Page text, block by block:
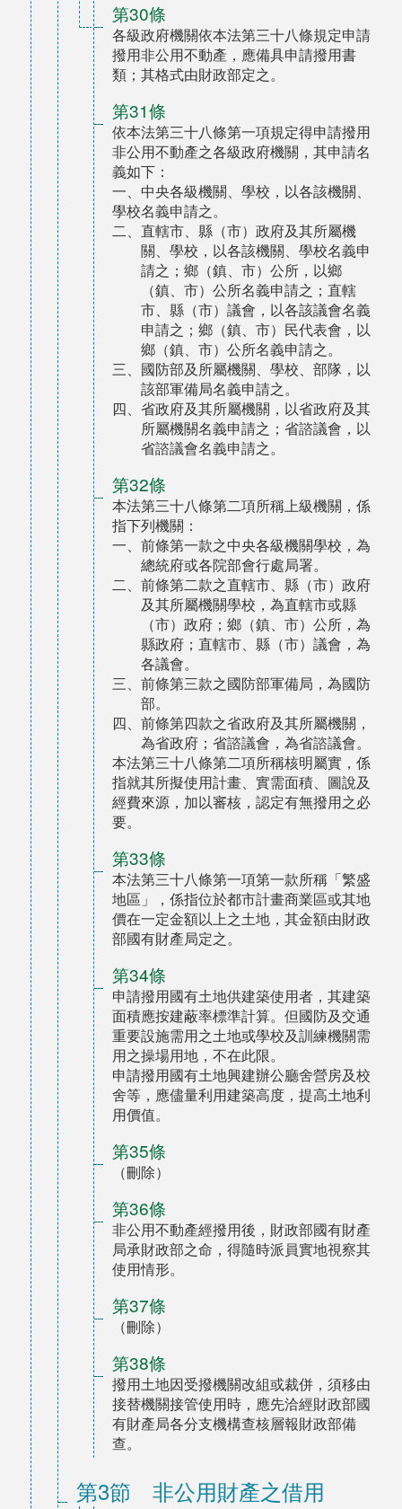
第30條
各級政府機關依本法第三十八條規定申請
撥用非公用不動產，應備具申請撥用書
類；其格式由財政部定之。
第31條
依本法第三十八條第一項規定得申請撥用
非公用不動產之各級政府機關，其申請名
義如下：
一、中央各級機關、學校，以各該機關、
學校名義申請之。
二、直轄市、縣（市）政府及其所屬機
關、學校，以各該機關、學校名義申
請之；鄉（鎮、市）公所，以鄉
（鎮、市）公所名義申請之；直轄
市、縣（市）議會，以各該議會名義
申請之；鄉（鎮、市）民代表會，以
鄉（鎮、市）公所名義申請之。
三、國防部及所屬機關、學校、部隊，以
該部軍備局名義申請之。
四、省政府及其所屬機關，以省政府及其
所屬機關名義申請之；省諮議會，以
省諮議會名義申請之。
第32條
本法第三十八條第二項所稱上級機關，係
指下列機關：
一、前條第一款之中央各級機關學校，為
總統府或各院部會行處局署。
二、前條第二款之直轄市、縣（市）政府
及其所屬機關學校，為直轄市或縣
（市）政府；鄉（鎮、市）公所，為
縣政府；直轄市、縣（市）議會，為
各議會。
三、前條第三款之國防部軍備局，為國防
部。
四、前條第四款之省政府及其所屬機關，
為省政府；省諮議會，為省諮議會。
本法第三十八條第二項所稱核明屬實，係
指就其所擬使用計畫、實需面積、圖說及
經費來源，加以審核，認定有無撥用之必
要。
第33條
本法第三十八條第一項第一款所稱「繁盛
地區」，係指位於都市計畫商業區或其地
價在一定金額以上之土地，其金額由財政
部國有財產局定之。
第34條
申請撥用國有土地供建築使用者，其建築
面積應按建蔽率標準計算。但國防及交通
重要設施需用之土地或學校及訓練機關需
用之操場用地，不在此限。
申請撥用國有土地興建辦公廳舍營房及校
舍等，應儘量利用建築高度，提高土地利
用價值。
第35條
（刪除）
第36條
非公用不動產經撥用後，財政部國有財產
局承財政部之命，得隨時派員實地視察其
使用情形。
第37條
（刪除）
第38條
撥用土地因受撥機關改組或裁併，須移由
接替機關接管使用時，應先洽經財政部國
有財產局各分支機構查核層報財政部備
查。
第3節 非公用財產之借用